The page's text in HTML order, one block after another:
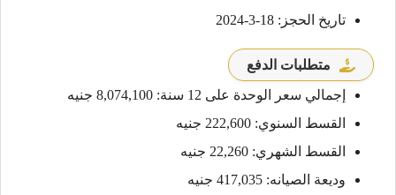
تاريخ الحجز: 18-3-2024
متطلبات الدفع
إجمالي سعر الوحدة على 12 سنة: 8,074,100 جنيه
القسط السنوي: 222,600 جنيه
القسط الشهري: 22,260 جنيه
وديعة الصيانه: 417,035 جنيه